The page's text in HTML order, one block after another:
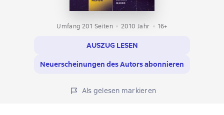
Umfang 201 Seiten 2010 Jahr 16+
AUSZUG LESEN
Neuerscheinungen des Autors abonnieren
Als gelesen markieren